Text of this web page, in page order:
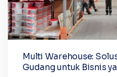
Multi Warehouse:
Gudang untuk Bisnis